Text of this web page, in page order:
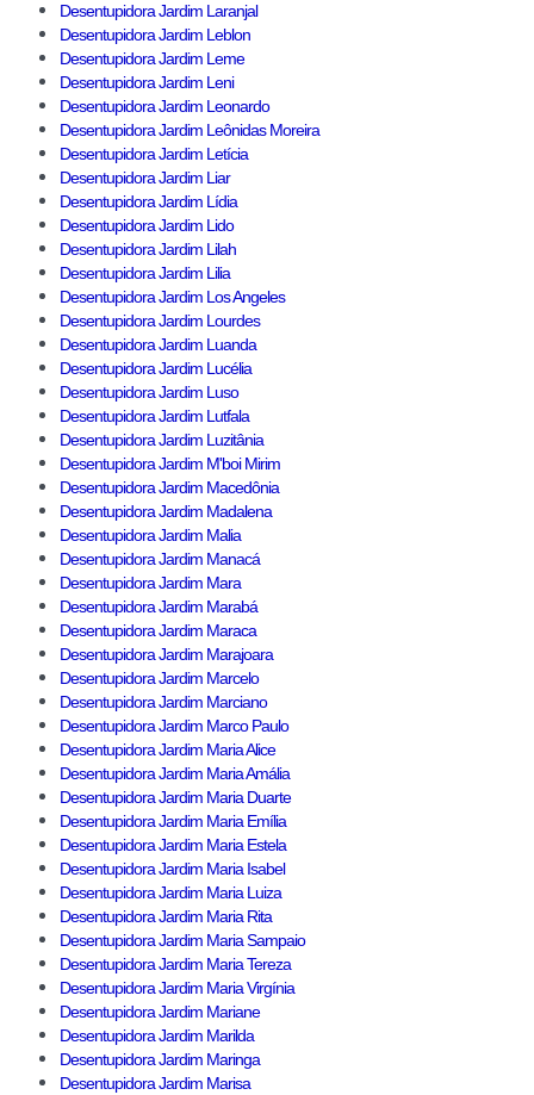
Desentupidora Jardim Laranjal
Desentupidora Jardim Leblon
Desentupidora Jardim Leme
Desentupidora Jardim Leni
Desentupidora Jardim Leonardo
Desentupidora Jardim Leônidas Moreira
Desentupidora Jardim Letícia
Desentupidora Jardim Liar
Desentupidora Jardim Lídia
Desentupidora Jardim Lido
Desentupidora Jardim Lilah
Desentupidora Jardim Lilia
Desentupidora Jardim Los Angeles
Desentupidora Jardim Lourdes
Desentupidora Jardim Luanda
Desentupidora Jardim Lucélia
Desentupidora Jardim Luso
Desentupidora Jardim Lutfala
Desentupidora Jardim Luzitânia
Desentupidora Jardim M'boi Mirim
Desentupidora Jardim Macedônia
Desentupidora Jardim Madalena
Desentupidora Jardim Malia
Desentupidora Jardim Manacá
Desentupidora Jardim Mara
Desentupidora Jardim Marabá
Desentupidora Jardim Maraca
Desentupidora Jardim Marajoara
Desentupidora Jardim Marcelo
Desentupidora Jardim Marciano
Desentupidora Jardim Marco Paulo
Desentupidora Jardim Maria Alice
Desentupidora Jardim Maria Amália
Desentupidora Jardim Maria Duarte
Desentupidora Jardim Maria Emília
Desentupidora Jardim Maria Estela
Desentupidora Jardim Maria Isabel
Desentupidora Jardim Maria Luiza
Desentupidora Jardim Maria Rita
Desentupidora Jardim Maria Sampaio
Desentupidora Jardim Maria Tereza
Desentupidora Jardim Maria Virgínia
Desentupidora Jardim Mariane
Desentupidora Jardim Marilda
Desentupidora Jardim Maringa
Desentupidora Jardim Marisa